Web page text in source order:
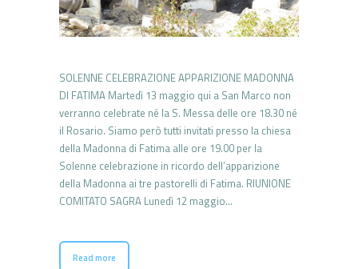
SOLENNE CELEBRAZIONE APPARIZIONE MADONNA
DI FATIMA Martedì 13 maggio qui a San Marco non
verranno celebrate né la S. Messa delle ore 18.30 né
il Rosario. Siamo però tutti invitati presso la chiesa
della Madonna di Fatima alle ore 19.00 per la
Solenne celebrazione in ricordo dell’apparizione
della Madonna ai tre pastorelli di Fatima. RIUNIONE
COMITATO SAGRA Lunedì 12 maggio…
Read more